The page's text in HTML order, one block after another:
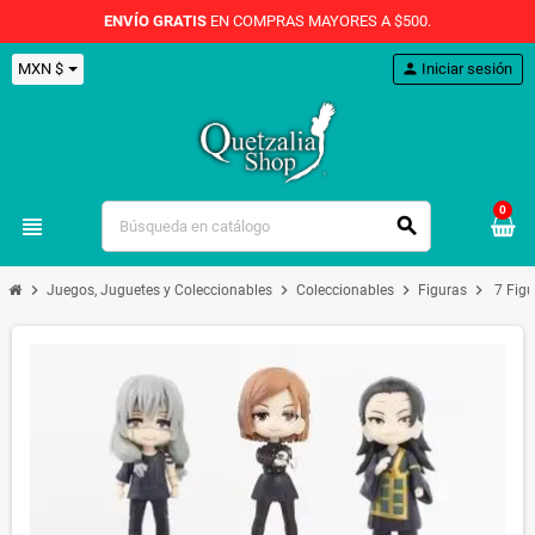
ENVÍO GRATIS EN COMPRAS MAYORES A $500.
MXN $
view_headline search
person Iniciar sesión
0
chevron_right Juegos, Juguetes y Coleccionables chevron_right Coleccionables chevron_right Figuras chevron_right 7